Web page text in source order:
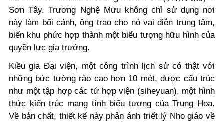
Sơn Tây. Trương Nghệ Mưu không chỉ sử dụng nơi
này làm bối cảnh, ông trao cho nó vai diễn trung tâm,
biến khu phức hợp thành một biểu tượng hữu hình của
quyền lực gia trưởng.
Kiều gia Đại viện, một công trình lịch sử có thật với
những bức tường rào cao hơn 10 mét, được cấu trúc
như một tập hợp các tứ hợp viện (siheyuan), một hình
thức kiến trúc mang tính biểu tượng của Trung Hoa.
Về bản chất, thiết kế này phản ánh triết lý Nho giáo về